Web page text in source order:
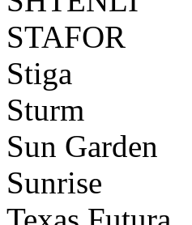
STAFOR
Stiga
Sturm
Sun Garden
Sunrise